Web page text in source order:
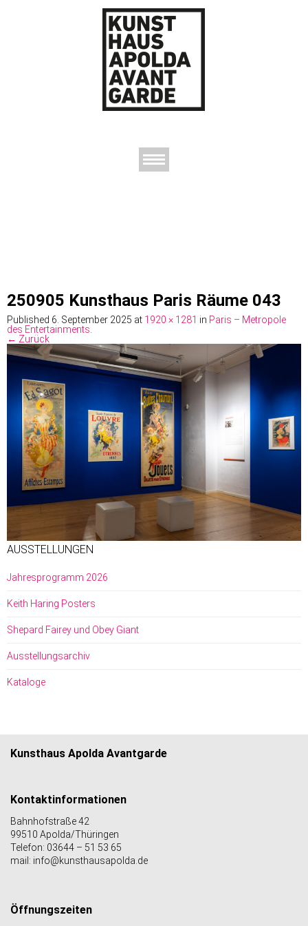
250905 Kunsthaus Paris Räume 043
Published 6. September 2025 at 1920 × 1281 in Paris – Metropole
des Entertainments.
← Zurück
AUSSTELLUNGEN
Jahresprogramm 2026
Keith Haring Posters
Shepard Fairey und Obey Giant
Ausstellungsarchiv
Kataloge
Kunsthaus Apolda Avantgarde
Kontaktinformationen
Bahnhofstraße 42
99510 Apolda/Thüringen
Telefon: 03644 – 51 53 65
mail: info@kunsthausapolda.de
Öffnungszeiten